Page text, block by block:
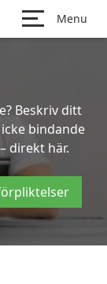
Menu
Beskriv ditt
bindande
direkt här.